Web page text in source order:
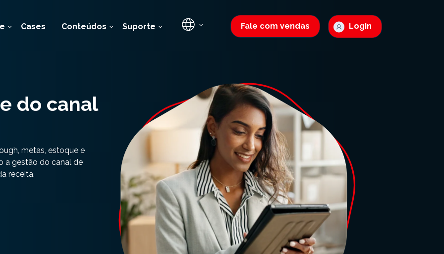
Cases Conteúdos Suporte Fale com vendas Login
do canal
metas, estoque e
a gestão do canal de
receita.